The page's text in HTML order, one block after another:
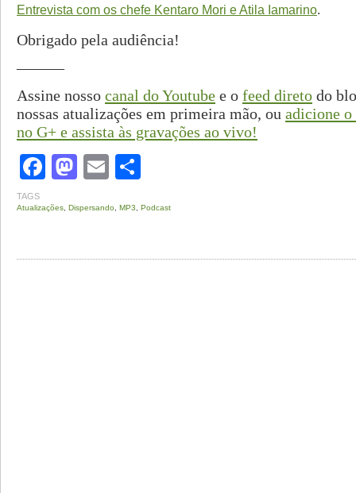
Entrevista com os chefe Kentaro Mori e Atila Iamarino.
Obrigado pela audiência!
———
Assine nosso canal do Youtube e o feed direto do
nossas atualizações em primeira mão, ou adicione o
no G+ e assista às gravações ao vivo!
Facebook
Mastodon
Email
TAGS
Atualizações Dispersando MP3 Podcast